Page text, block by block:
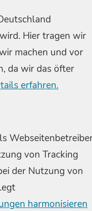
Hier tragen wir
machen und vor
da wir das öfter
erfahren.
von Tracking
der Nutzung von
harmonisieren